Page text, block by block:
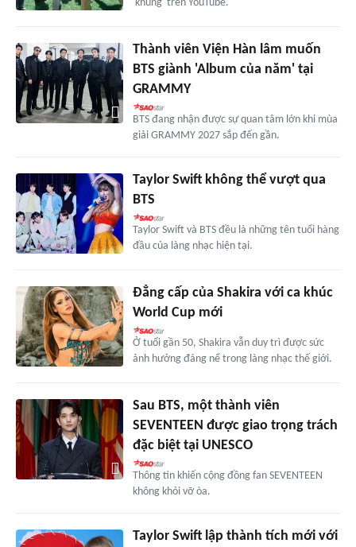
'khủng' trên YouTube.
Thành viên Viện Hàn lâm muốn
BTS giành 'Album của năm' tại
GRAMMY
BTS đang nhận được sự quan tâm lớn khi mùa
giải GRAMMY 2027 sắp đến gần.
Taylor Swift không thể vượt qua
BTS
Taylor Swift và BTS đều là những tên tuổi hàng
đầu của làng nhạc hiện tại.
Đẳng cấp của Shakira với ca khúc
World Cup mới
Ở tuổi gần 50, Shakira vẫn duy trì được sức
ảnh hưởng đáng nể trong làng nhạc thế giới.
Sau BTS, một thành viên
SEVENTEEN được giao trọng trách
đặc biệt tại UNESCO
Thông tin khiến cộng đồng fan SEVENTEEN
không khỏi vỡ òa.
Taylor Swift lập thành tích mới với